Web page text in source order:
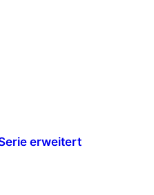
Serie erweitert